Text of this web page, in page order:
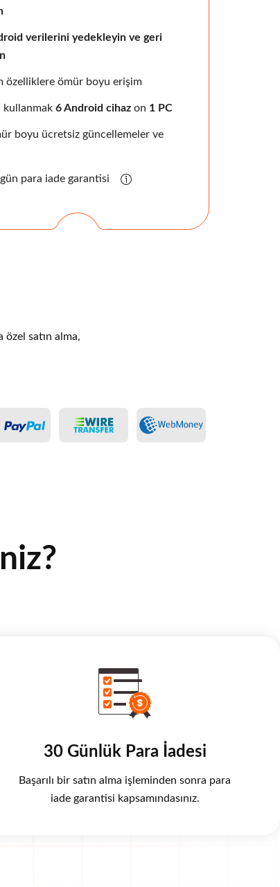
verilerini yedekleyin ve geri
özelliklere ömür boyu erişim
kullanmak 6 Android cihaz on 1 PC
boyu ücretsiz güncellemeler ve
para iade garantisi
özel satın alma,
30 Günlük Para İadesi
Başarılı bir satın alma işleminden sonra para
iade garantisi kapsamındasınız.